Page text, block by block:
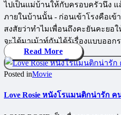
ไปเป็นแม่บ้านให้กับครอบครัวนึง แ
ภายในบ้านนั้น - ก่อนเข้าโรงคือเข้
สงสัยว่าทำไมเพื่อนถึงคะยันคะยอ
จะได้มาเม้าท์กันได้รู้เรื่องแบบออก
Read More
Posted inMovie
Love Rosie หนังโรแมนติกน่ารัก ค